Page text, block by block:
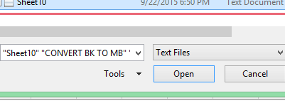
= Workbooks.Open(xFilesToOpen(I))
.Sheets(1).Move after:=.Sheets(.
Worksheets(I).Columns( "A:A").
Range "A1"), DataType:=
:=xlDoubleQuote, _